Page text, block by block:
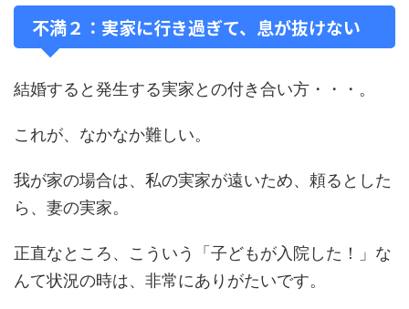
不満２：実家に行き過ぎて、息が抜けない
結婚すると発生する実家との付き合い方・・・。
これが、なかなか難しい。
我が家の場合は、私の実家が遠いため、頼るとした
ら、妻の実家。
正直なところ、こういう「子どもが入院した！」な
んて状況の時は、非常にありがたいです。